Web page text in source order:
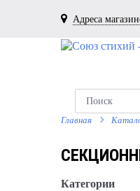
Адреса
Главная
Категории